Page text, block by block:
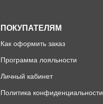
ПОКУПАТЕЛЯМ
Как оформить заказ
Программа лояльности
Личный кабинет
Политика конфиденциальности